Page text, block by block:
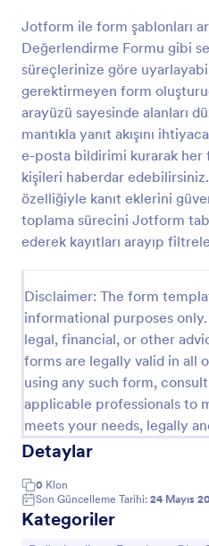
Jotform ile form şablonları
Değerlendirme Formu gibi
süreçlerinize göre
gerektirmeyen form
arayüzü sayesinde alanları
mantıkla yanıt akışını
e-posta bildirimi kurarak her
kişileri haberdar
özelliğiyle kanıt eklerini
toplama sürecini Jotform
ederek kayıtları arayıp
Disclaimer: The form
informational purposes
legal, financial, or other
forms are legally valid in all
using any such form,
applicable professionals to
meets your needs, legally
Detaylar
0 Klon
Son Güncelleme Tarihi: 24 Mayıs
Kategoriler
Kaza Raporu
Kaza Raporu Şablonu, bir
bağlamda meydana gelen
olağandışı olayla ilgili
kullanılan
yer, olayın tanımı, ilgili
temel bilgilerin kaydedilmesi
ana hat sağlar. Bu form,
raporlamanın
yönetimi ve analizini
çok değerlidir.Önde gelen
Jotform, olay
etkinliğini artıran bir dizi
Google Drive, Salesforce
uygulamalar ve hizmetlerle
yetenekleri sayesinde
akışı sağlayabilir. Ayrıca,
kütüphanesi takvimler,
elektronik imzalar dahil
Go to Category:
Olay Raporu Formları
Şablon